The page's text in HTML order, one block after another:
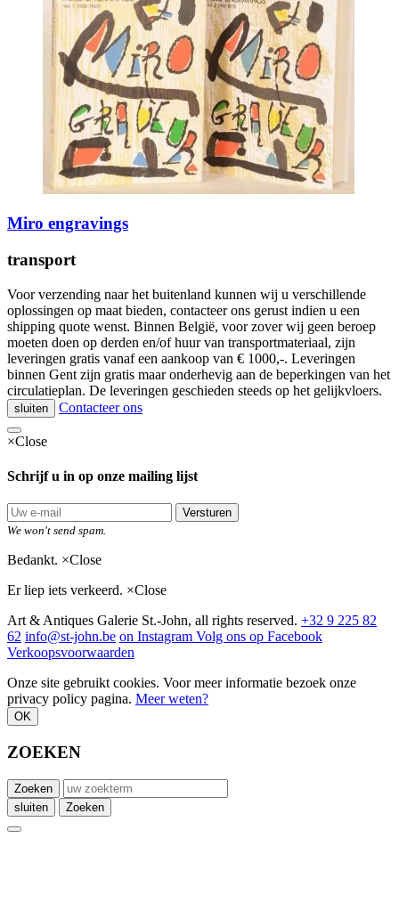
Miro engravings
transport
Voor verzending naar het buitenland kunnen wij u verschillende
oplossingen op maat bieden, contacteer ons gerust indien u een
shipping quote wenst. Binnen België, voor zover wij geen beroep
moeten doen op derden en/of huur van transportmateriaal, zijn
leveringen gratis vanaf een aankoop van € 1000,-. Leveringen
binnen Gent zijn gratis maar onderhevig aan de beperkingen van het
circulatieplan. De leveringen geschieden steeds op het gelijkvloers.
sluiten Contacteer ons
×Close
Schrijf u in op onze mailing lijst
Versturen
We won't send spam.
Bedankt. ×Close
Er liep iets verkeerd. ×Close
Art & Antiques Galerie St.-John, all rights reserved. +32 9 225 82
62 info@st-john.be on Instagram Volg ons op Facebook
Verkoopsvoorwaarden
Onze site gebruikt cookies. Voor meer informatie bezoek onze
privacy policy pagina. Meer weten?
OK
ZOEKEN
Zoeken
sluiten
Zoeken